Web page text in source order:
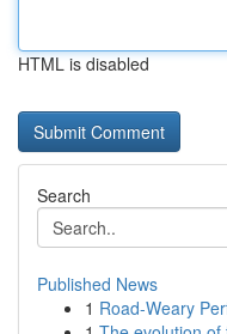
HTML is disabled
Search
Published News
1 Road-Weary